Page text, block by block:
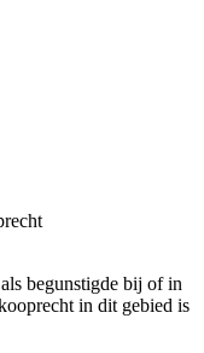
begunstigde bij of in
in dit gebied is